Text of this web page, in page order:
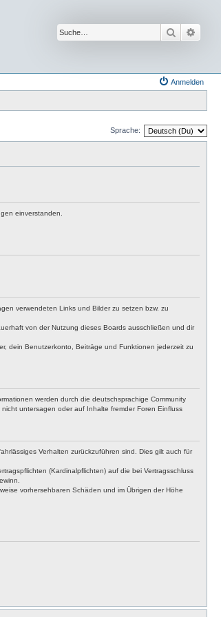
Suche
Anmelden
Sprache:
einverstanden.
verwendeten Links und Bilder zu setzen bzw. zu
von der Nutzung dieses Boards ausschließen und dir
dein Benutzerkonto, Beiträge und Funktionen jederzeit zu
werden durch die deutschsprachige Community
untersagen oder auf Inhalte fremder Foren Einfluss
Verhalten zurückzuführen sind. Dies gilt auch für
(Kardinalpflichten) auf die bei Vertragsschluss
vorhersehbaren Schäden und im Übrigen der Höhe